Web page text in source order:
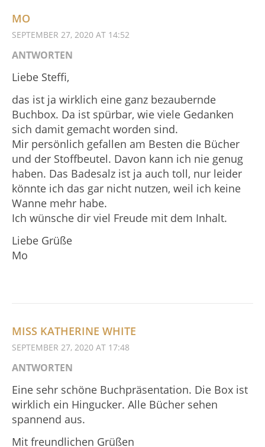
MO
SEPTEMBER 27, 2020 AT 14:52
ANTWORTEN
Liebe Steffi,
das ist ja wirklich eine ganz bezaubernde
Buchbox. Da ist spürbar, wie viele Gedanken
sich damit gemacht worden sind.
Mir persönlich gefallen am Besten die Bücher
und der Stoffbeutel. Davon kann ich nie genug
haben. Das Badesalz ist ja auch toll, nur leider
könnte ich das gar nicht nutzen, weil ich keine
Wanne mehr habe.
Ich wünsche dir viel Freude mit dem Inhalt.
Liebe Grüße
Mo
MISS KATHERINE WHITE
SEPTEMBER 27, 2020 AT 17:48
ANTWORTEN
Eine sehr schöne Buchpräsentation. Die Box ist
wirklich ein Hingucker. Alle Bücher sehen
spannend aus.
Mit freundlichen Grüßen